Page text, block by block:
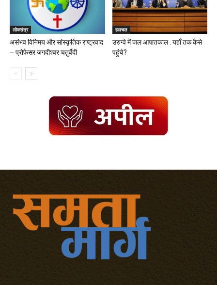
लोकतंत्र
असंभव विनिमय और सांस्कृतिक राष्ट्रवाद
– प्रोफेसर जगदीश्वर चतुर्वेदी
हलचल
उरुग्वे में जल आपातकाल : यहाँ तक कैसे
पहुंचे?